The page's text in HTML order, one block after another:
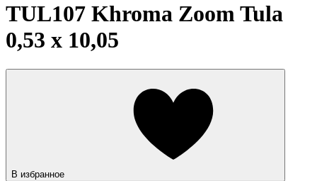
TUL107 Khroma Zoom Tula
0,53 x 10,05
В избранное